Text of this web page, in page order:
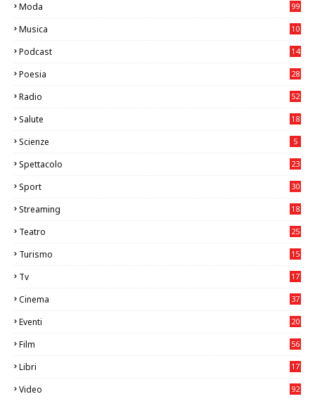
Moda 99
Musica
10
Podcast 14
Poesia 28
Radio 52
Salute
18
Scienze 5
Spettacolo 23
Sport
30
Streaming 18
Teatro
25
Turismo
15
Tv
17
Cinema
37
Eventi
20
Film
56
Libri
17
Video
92